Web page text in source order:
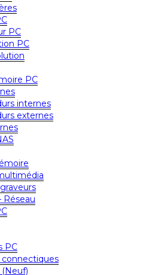
PC
PC
PC
internes
externes
Réseau
PC
connectiques